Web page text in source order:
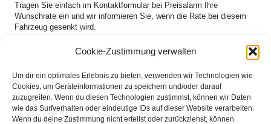
Cookie-Zustimmung verwalten
Um dir ein optimales Erlebnis zu bieten, verwenden wir Technologien wie
Cookies, um Geräteinformationen zu speichern und/oder darauf
zuzugreifen. Wenn du diesen Technologien zustimmst, können wir Daten
wie das Surfverhalten oder eindeutige IDs auf dieser Website verarbeiten.
Wenn du deine Zustimmung nicht erteilst oder zurückziehst, können
Tragen Sie einfach im Kontaktformular bei Preisalarm Ihre
Wunschrate ein und wir informieren Sie, wenn die Rate bei diesem
Fahrzeug gesenkt wird.
NEWSLETTER ANMELDUNG
Lassen Sie sich keine Neueinstellungen und Reduzierungen
entgehen und bestellen IhrenNewsletter für Ihre gewünschte
Baureihe zu Ihrem Budget